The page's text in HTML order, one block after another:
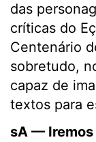
das
críticas do
Centenário
sobretudo,
capaz de
textos para
sA — Iremos